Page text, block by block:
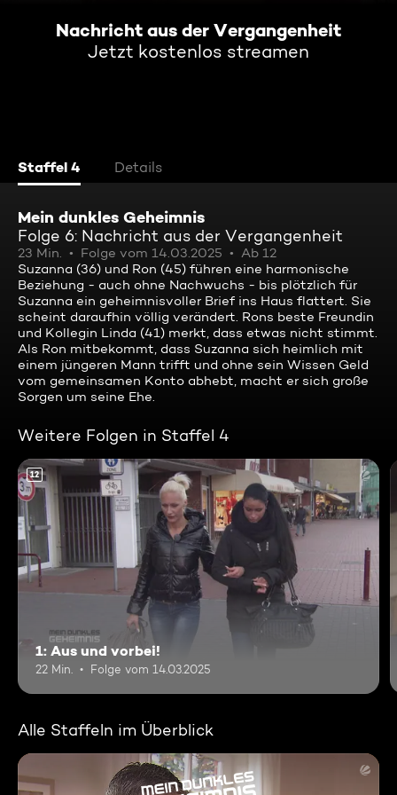
Nachricht aus der Vergangenheit
Jetzt kostenlos streamen
Staffel 4 Details
Mein dunkles Geheimnis
Folge 6: Nachricht aus der Vergangenheit
23 Min. Folge vom 14.03.2025
Ab 12
Suzanna (36) und Ron (45) führen eine harmonische
Beziehung - auch ohne Nachwuchs - bis plötzlich für
Suzanna ein geheimnisvoller Brief ins Haus flattert. Sie
scheint daraufhin völlig verändert. Rons beste Freundin
und Kollegin Linda (41) merkt, dass etwas nicht stimmt.
Als Ron mitbekommt, dass Suzanna sich heimlich mit
einem jüngeren Mann trifft und ohne sein Wissen Geld
vom gemeinsamen Konto abhebt, macht er sich große
Sorgen um seine Ehe.
Weitere Folgen in Staffel 4
12
1: Aus und vorbei!
22 Min. Folge vom 14.03.2025
Alle Staffeln im Überblick